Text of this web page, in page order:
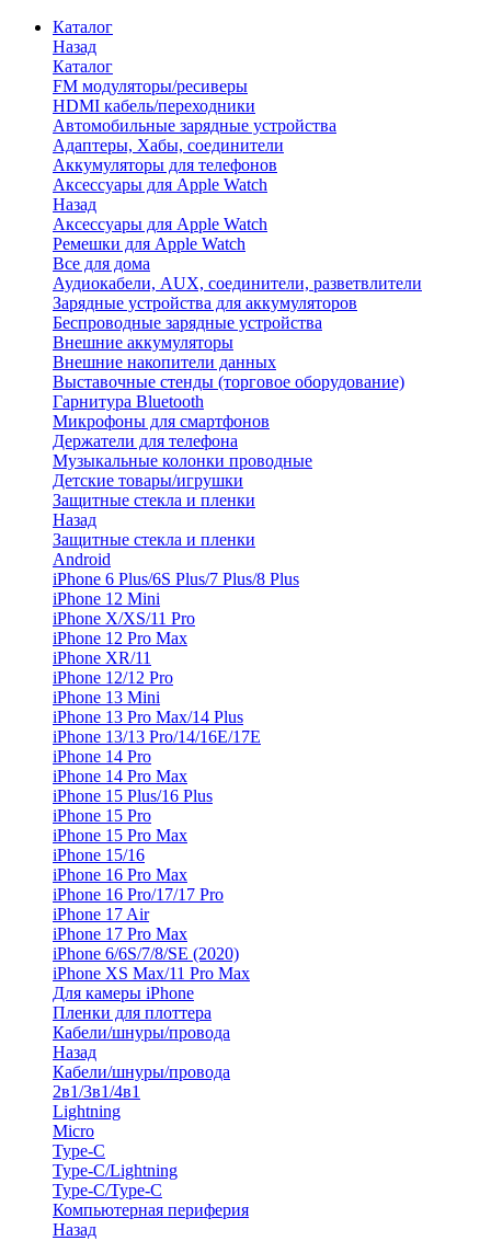
Каталог
Назад
Каталог
FM модуляторы/ресиверы
HDMI кабель/переходники
Автомобильные зарядные устройства
Адаптеры, Хабы, соединители
Аккумуляторы для телефонов
Аксессуары для Apple Watch
Назад
Аксессуары для Apple Watch
Ремешки для Apple Watch
Все для дома
Аудиокабели, AUX, соединители, разветвлители
Зарядные устройства для аккумуляторов
Беспроводные зарядные устройства
Внешние аккумуляторы
Внешние накопители данных
Выставочные стенды (торговое оборудование)
Гарнитура Bluetooth
Микрофоны для смартфонов
Держатели для телефона
Музыкальные колонки проводные
Детские товары/игрушки
Защитные стекла и пленки
Назад
Защитные стекла и пленки
Android
iPhone 6 Plus/6S Plus/7 Plus/8 Plus
iPhone 12 Mini
iPhone X/XS/11 Pro
iPhone 12 Pro Max
iPhone XR/11
iPhone 12/12 Pro
iPhone 13 Mini
iPhone 13 Pro Max/14 Plus
iPhone 13/13 Pro/14/16E/17E
iPhone 14 Pro
iPhone 14 Pro Max
iPhone 15 Plus/16 Plus
iPhone 15 Pro
iPhone 15 Pro Max
iPhone 15/16
iPhone 16 Pro Max
iPhone 16 Pro/17/17 Pro
iPhone 17 Air
iPhone 17 Pro Max
iPhone 6/6S/7/8/SE (2020)
iPhone XS Max/11 Pro Max
Для камеры iPhone
Пленки для плоттера
Кабели/шнуры/провода
Назад
Кабели/шнуры/провода
2в1/3в1/4в1
Lightning
Micro
Type-C
Type-C/Lightning
Type-C/Type-C
Компьютерная периферия
Назад